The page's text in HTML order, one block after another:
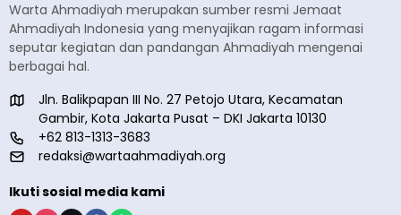
Warta Ahmadiyah merupakan sumber resmi Jemaat
Ahmadiyah Indonesia yang menyajikan ragam informasi
seputar kegiatan dan pandangan Ahmadiyah mengenai
berbagai hal.
Jln. Balikpapan III No. 27 Petojo Utara, Kecamatan
Gambir, Kota Jakarta Pusat – DKI Jakarta 10130
+62 813-1313-3683
redaksi@wartaahmadiyah.org
Ikuti sosial media kami